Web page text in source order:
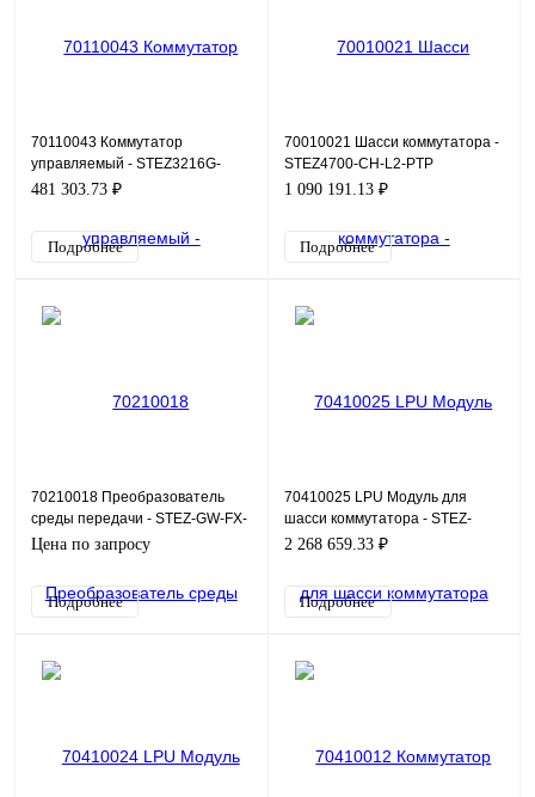
70110043 Коммутатор
управляемый - STEZ3216G-
2GSFP-PN
481 303.73 ₽
Подробнее
70010021 Шасси коммутатора -
STEZ4700-CH-L2-PTP
1 090 191.13 ₽
Подробнее
70210018 Преобразователь
среды передачи - STEZ-GW-FX-
485/232
Цена по запросу
Подробнее
70410025 LPU Модуль для
шасси коммутатора - STEZ-
CORE-LS-48GT-POE
2 268 659.33 ₽
Подробнее